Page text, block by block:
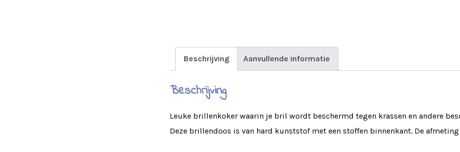
Beschrijving Aanvullende informatie
Beschrijving
Leuke brillenkoker waarin je bril wordt beschermd tegen krassen en andere
Deze brillendoos is van hard kunststof met een stoffen binnenkant. De afmeting